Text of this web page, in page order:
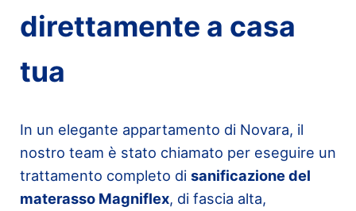
direttamente a casa
tua
In un elegante appartamento di Novara, il
nostro team è stato chiamato per eseguire un
trattamento completo di sanificazione del
materasso Magniflex, di fascia alta,